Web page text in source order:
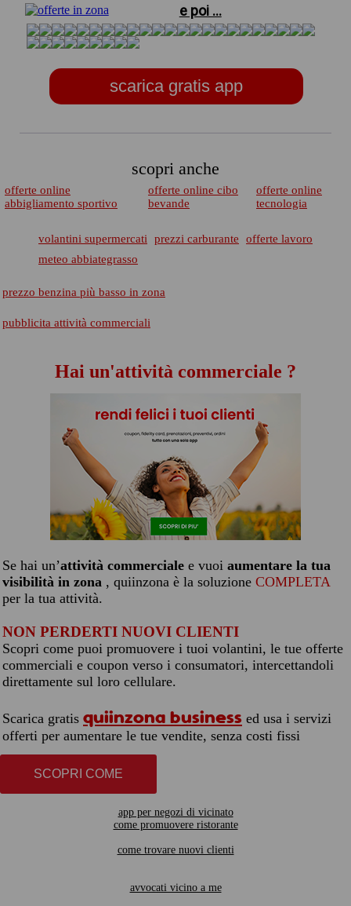
e poi ...
scarica gratis app
scopri anche
offerte online
abbigliamento sportivo
offerte online cibo
bevande
offerte online
tecnologia
volantini supermercati prezzi carburante
offerte lavoro
meteo abbiategrasso
prezzo benzina più basso in zona
pubblicita attività commerciali
Hai un'attività commerciale ?
Se hai un’attività commerciale e vuoi aumentare la tua
visibilità in zona , quiinzona è la soluzione COMPLETA
per la tua attività.
NON PERDERTI NUOVI CLIENTI
Scopri come puoi promuovere i tuoi volantini, le tue offerte
commerciali e coupon verso i consumatori, intercettandoli
direttamente sul loro cellulare.
Scarica gratis quiinzona business ed usa i servizi
offerti per aumentare le tue vendite, senza costi fissi
SCOPRI COME
app per negozi di vicinato
come promuovere ristorante
come trovare nuovi clienti
avvocati vicino a me